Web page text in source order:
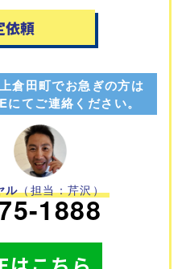
倉田町でお急ぎの方は
てご連絡ください。
ル（担当：芹沢）
1888